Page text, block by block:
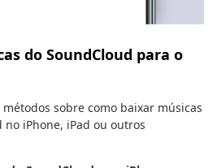
do SoundCloud para o
sobre como baixar músicas
iPhone, iPad ou outros